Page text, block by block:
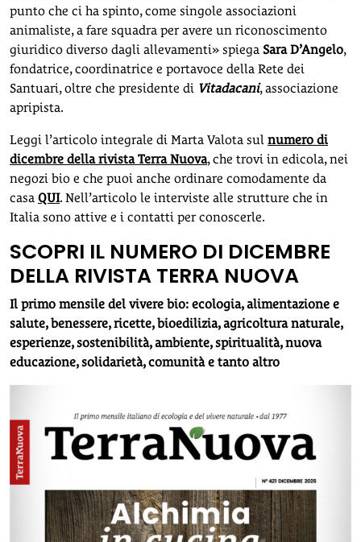
punto che ci ha spinto, come singole associazioni
animaliste, a fare squadra per avere un riconoscimento
giuridico diverso dagli allevamenti» spiega Sara D’Angelo,
fondatrice, coordinatrice e portavoce della Rete dei
Santuari, oltre che presidente di Vitadacani, associazione
apripista.
Leggi l’articolo integrale di Marta Valota sul numero di
dicembre della rivista Terra Nuova, che trovi in edicola, nei
negozi bio e che puoi anche ordinare comodamente da
casa QUI. Nell’articolo le interviste alle strutture che in
Italia sono attive e i contatti per conoscerle.
SCOPRI IL NUMERO DI DICEMBRE
DELLA RIVISTA TERRA NUOVA
Il primo mensile del vivere bio: ecologia, alimentazione e
salute, benessere, ricette, bioedilizia, agricoltura naturale,
esperienze, sostenibilità, ambiente, spiritualità, nuova
educazione, solidarietà, comunità e tanto altro